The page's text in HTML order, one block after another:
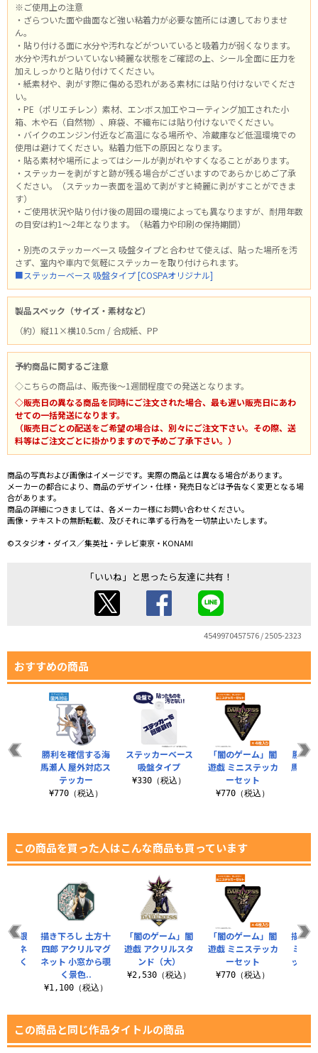
※ご使用上の注意
・ざらついた面や曲面など強い粘着力が必要な箇所には適しておりませ
ん。
・貼り付ける面に水分や汚れなどがついていると吸着力が弱くなります。
水分や汚れがついていない綺麗な状態をご確認の上、シール全面に圧力を
加えしっかりと貼り付けてください。
・紙素材や、剥がす際に傷める恐れがある素材には貼り付けないでくださ
い。
・PE（ポリエチレン）素材、エンボス加工やコーティング加工された小
箱、木や石（自然物）、麻袋、不織布には貼り付けないでください。
・バイクのエンジン付近など高温になる場所や、冷蔵庫など低温環境での
使用は避けてください。粘着力低下の原因となります。
・貼る素材や場所によってはシールが剥がれやすくなることがあります。
・ステッカーを剥がすと跡が残る場合がございますのであらかじめご了承
ください。（ステッカー表面を温めて剥がすと綺麗に剥がすことができま
す）
・ご使用状況や貼り付け後の周囲の環境によっても異なりますが、耐用年数
の目安は約1～2年となります。（粘着力や印刷の保持期間）
・別売のステッカーベース 吸盤タイプと合わせて使えば、貼った場所を汚
さず、室内や車内で気軽にステッカーを取り付けられます。
■ステッカーベース 吸盤タイプ [COSPAオリジナル]
製品スペック（サイズ・素材など）
（約）縦11×横10.5cm / 合成紙、PP
予約商品に関するご注意
◇こちらの商品は、販売後～1週間程度での発送となります。
◇販売日の異なる商品を同時にご注文された場合、最も遅い販売日にあわ
せての一括発送になります。
（販売日ごとの配送をご希望の場合は、別々にご注文下さい。その際、送
料等はご注文ごとに掛かりますので予めご了承下さい。）
商品の写真および画像はイメージです。実際の商品とは異なる場合があります。
メーカーの都合により、商品のデザイン・仕様・発売日などは予告なく変更となる場
合があります。
商品の詳細につきましては、各メーカー様にお問い合わせください。
画像・テキストの無断転載、及びそれに準ずる行為を一切禁止いたします。
©スタジオ・ダイス／集英社・テレビ東京・KONAMI
「いいね」と思ったら友達に共有！
4549970457576 / 2505-2323
おすすめの商品
ステッカーベース
吸盤タイプ
¥330（税込）
「闇のゲーム」闇
遊戯 ミニステッカ
ーセット
¥770（税込）
勝利
馬瀬
勝利を確信する海
馬瀬人 屋外対応ス
テッカー
¥770（税込）
この商品を買った人はこんな商品も買っています
「闇のゲーム」闇
遊戯 アクリルスタ
ンド（大）
¥2,530（税込）
「闇のゲーム」闇
遊戯 ミニステッカ
ーセット
¥770（税込）
描き
ミニ
ット
田銀
グネ
覗く
描き下ろし 土方十
四郎 アクリルマグ
ネット 小窓から覗
く景色..
¥1,100（税込）
この商品と同じ作品タイトルの商品